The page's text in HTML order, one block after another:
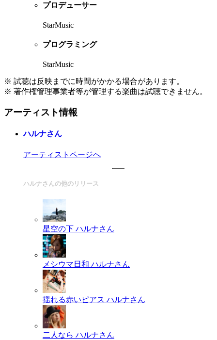
プロデューサー
StarMusic
プログラミング
StarMusic
※ 試聴は反映までに時間がかかる場合があります。
※ 著作権管理事業者等が管理する楽曲は試聴できません。
アーティスト情報
ハルナさん
アーティストページへ
ハルナさんの他のリリース
星空の下 ハルナさん
メシウマ日和 ハルナさん
揺れる赤いピアス ハルナさん
二人なら ハルナさん